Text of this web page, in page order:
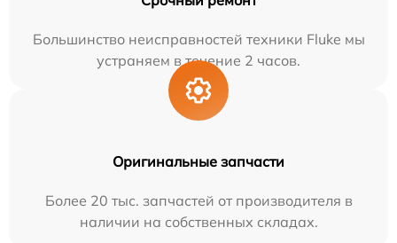
Большинство неисправностей техники Fluke мы
устраняем в течение 2 часов.
Оригинальные запчасти
Более 20 тыс. запчастей от производителя в
наличии на собственных складах.